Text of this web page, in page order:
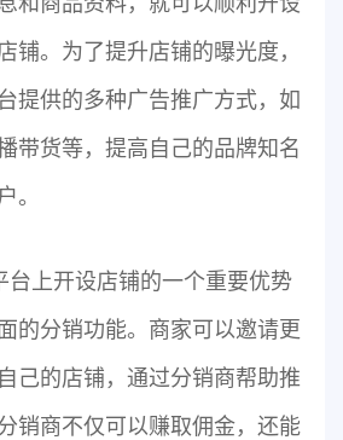
铺。为了提升店铺的曝光度，
提供的多种广告推广方式，如
带货等，提高自己的品牌知名
。
台上开设店铺的一个重要优势
的分销功能。商家可以邀请更
己的店铺，通过分销商帮助推
销商不仅可以赚取佣金，还能